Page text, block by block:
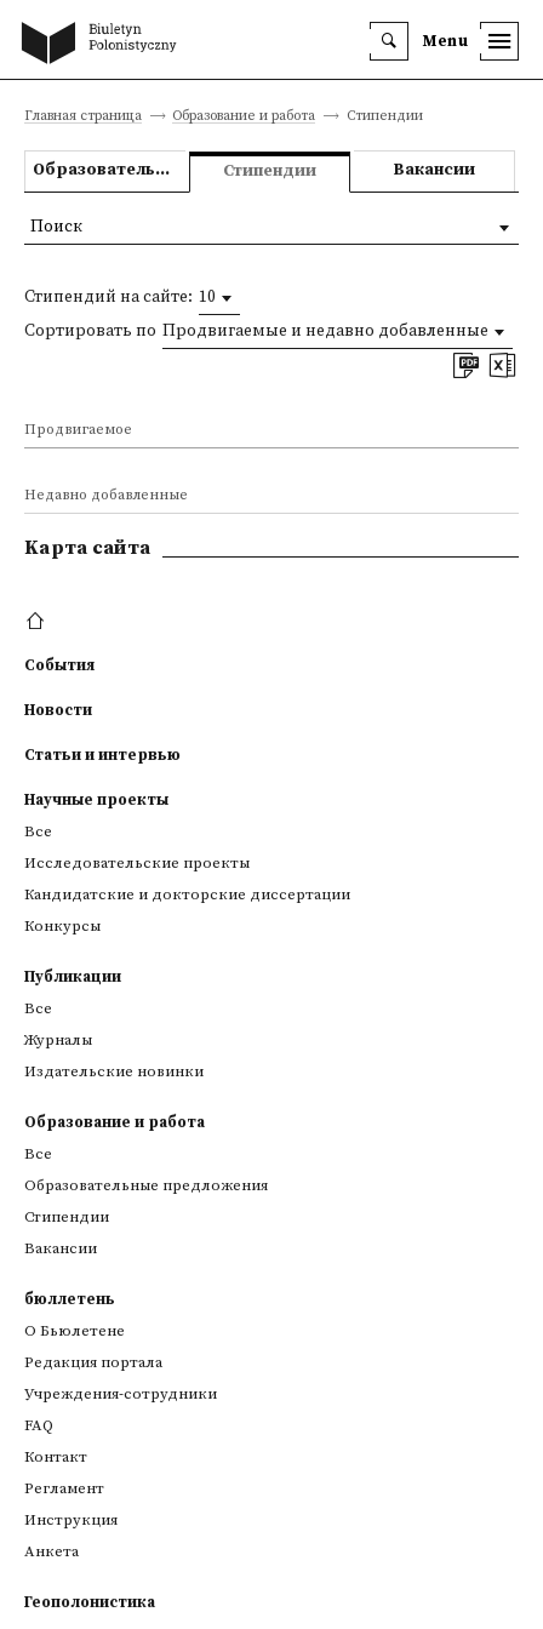
Menu
Главная страница Образование и работа Стипендии
Образовательные предложения Стипендии Вакансии
Стипендий на сайте: 10
Сортировать по Продвигаемые и недавно добавленные
Продвигаемое
Недавно добавленные
Поиск
Kарта сайта
События
Новости
Статьи и интервью
Научные проекты
Все
Исследовательские проекты
Кандидатские и докторские диссертации
Конкурсы
Публикации
Все
Журналы
Издательские новинки
Образование и работа
Все
Образовательные предложения
Стипендии
Вакансии
бюллетень
О Бьюлетене
Редакция портала
Учреждения-сотрудники
FAQ
Контакт
Регламент
Инструкция
Анкета
Геополонистика